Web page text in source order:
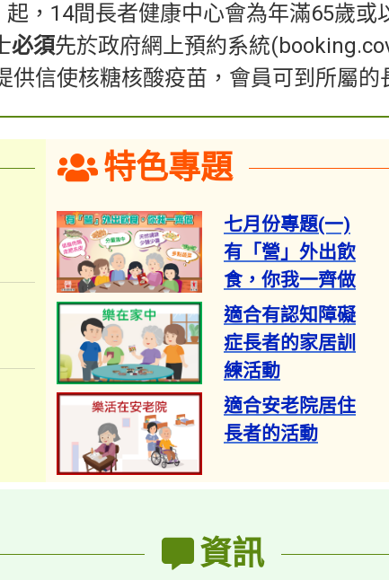
，14間長者健康中心會為年滿65歲
必須先於政府網上預約系統
供信使核糖核酸疫苗，會員可到所屬的
核
特色專題
七月份專題​(一)
有「營」外出飲
食，你我一齊做​
適合有認知障礙
症長者的家居訓
練活動
適合安老院居住
長者的活動​
資訊